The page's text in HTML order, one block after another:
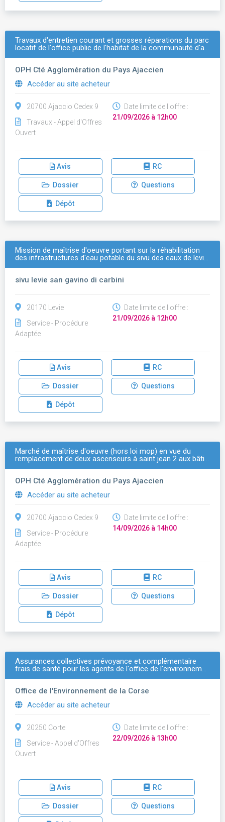
Travaux d'entretien courant et grosses réparations du parc
locatif de l'office public de l'habitat de la communauté d'a…
OPH Cté Agglomération du Pays Ajaccien
Accéder au site acheteur
20700 Ajaccio Cedex 9
Travaux - Appel d'Offres
Ouvert
Date limite de l'offre :
21/09/2026 à 12h00
Avis RC
Dossier Questions
Dépôt
Mission de maîtrise d'oeuvre portant sur la réhabilitation
des infrastructures d'eau potable du sivu des eaux de levi…
sivu levie san gavino di carbini
20170 Levie
Service - Procédure
Adaptée
Date limite de l'offre :
21/09/2026 à 12h00
Avis RC
Dossier Questions
Dépôt
Marché de maîtrise d'oeuvre (hors loi mop) en vue du
remplacement de deux ascenseurs à saint jean 2 aux bâti…
OPH Cté Agglomération du Pays Ajaccien
Accéder au site acheteur
20700 Ajaccio Cedex 9
Service - Procédure
Adaptée
Date limite de l'offre :
14/09/2026 à 14h00
Avis RC
Dossier Questions
Dépôt
Assurances collectives prévoyance et complémentaire
frais de santé pour les agents de l'office de l'environnem…
Office de l'Environnement de la Corse
Accéder au site acheteur
20250 Corte
Service - Appel d'Offres
Ouvert
Date limite de l'offre :
22/09/2026 à 13h00
Avis RC
Dossier Questions